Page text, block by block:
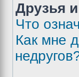
Друзья
Что
Как мне